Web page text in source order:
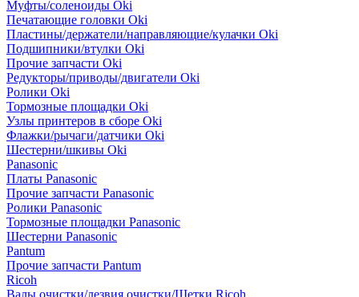
Муфты/соленоиды Oki
Печатающие головки Oki
Пластины/держатели/направляющие/кулачки Oki
Подшипники/втулки Oki
Прочие запчасти Oki
Редукторы/приводы/двигатели Oki
Ролики Oki
Тормозные площадки Oki
Узлы принтеров в сборе Oki
Флажки/рычаги/датчики Oki
Шестерни/шкивы Oki
Panasonic
Платы Panasonic
Прочие запчасти Panasonic
Ролики Panasonic
Тормозные площадки Panasonic
Шестерни Panasonic
Pantum
Прочие запчасти Pantum
Ricoh
Валы очистки/лезвия очистки/Щетки Ricoh